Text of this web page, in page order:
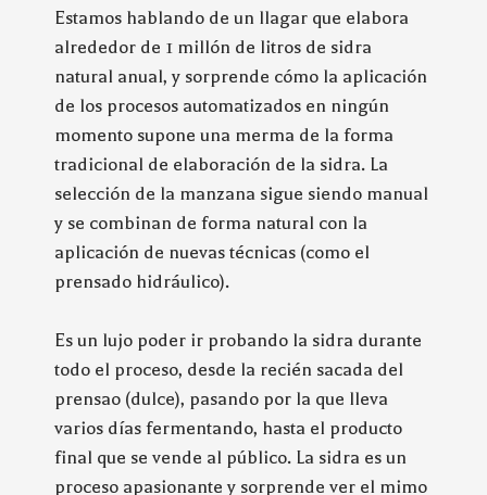
Estamos hablando de un llagar que elabora
alrededor de 1 millón de litros de sidra
natural anual, y sorprende cómo la aplicación
de los procesos automatizados en ningún
momento supone una merma de la forma
tradicional de elaboración de la sidra. La
selección de la manzana sigue siendo manual
y se combinan de forma natural con la
aplicación de nuevas técnicas (como el
prensado hidráulico).
Es un lujo poder ir probando la sidra durante
todo el proceso, desde la recién sacada del
prensao (dulce), pasando por la que lleva
varios días fermentando, hasta el producto
final que se vende al público. La sidra es un
proceso apasionante y sorprende ver el mimo